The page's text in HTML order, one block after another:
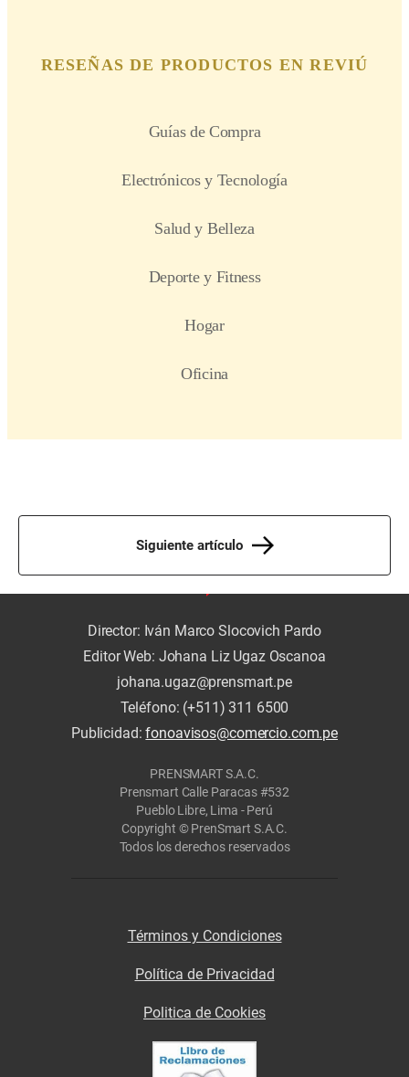
Siguiente artículo
Director: Iván Marco Slocovich Pardo
Editor Web: Johana Liz Ugaz Oscanoa
johana.ugaz@prensmart.pe
Teléfono: (+511) 311 6500
Publicidad:fonoavisos@comercio.com.pe
PRENSMART S.A.C.
Prensmart Calle Paracas #532
Pueblo Libre, Lima - Perú
Copyright © PrenSmart S.A.C.
Todos los derechos reservados
Términos y Condiciones
Política de Privacidad
Politica de Cookies